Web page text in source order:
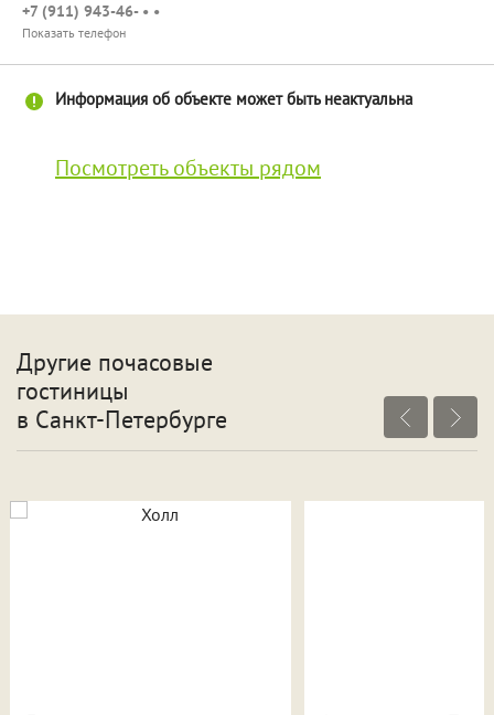
+7 (911) 943-46- • •
Показать телефон
Информация об объекте может быть неактуальна
Посмотреть объекты рядом
Другие почасовые
гостиницы
в Санкт-Петербурге